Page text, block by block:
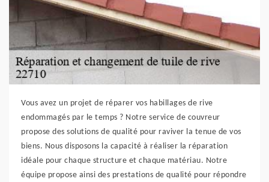
Vous avez un projet de réparer vos habillages de rive
endommagés par le temps ? Notre service de couvreur
propose des solutions de qualité pour raviver la tenue de vos
biens. Nous disposons la capacité à réaliser la réparation
idéale pour chaque structure et chaque matériau. Notre
équipe propose ainsi des prestations de qualité pour répondre